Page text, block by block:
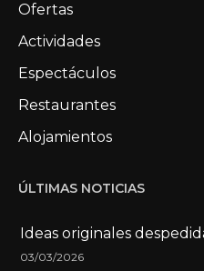
Ofertas
Actividades
Espectáculos
Restaurantes
Alojamientos
ÚLTIMAS NOTICIAS
Ideas originales
03/03/2026